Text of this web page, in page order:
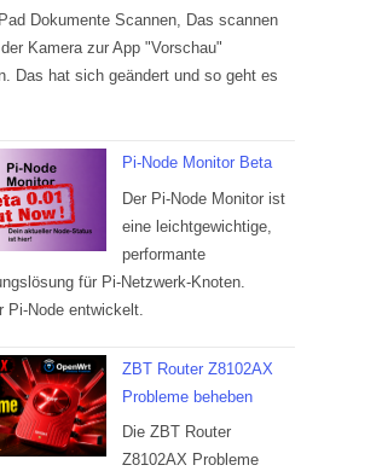
Dokumente Scannen, Das scannen
Kamera zur App "Vorschau"
Das hat sich geändert und so geht es
Pi-Node Monitor Beta
Der Pi-Node Monitor ist
eine leichtgewichtige,
performante
für Pi-Netzwerk-Knoten.
Pi-Node entwickelt.
ZBT Router Z8102AX
Probleme beheben
Die ZBT Router
Z8102AX Probleme